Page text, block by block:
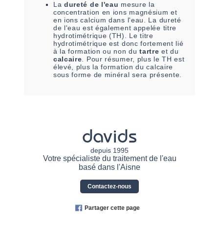
La dureté de l'eau mesure la
concentration en ions magnésium et
en ions calcium dans l'eau. La dureté
de l'eau est également appelée titre
hydrotimétrique (TH). Le titre
hydrotimétrique est donc fortement lié
à la formation ou non dutartre et du
calcaire . Pour résumer, plus le TH est
élevé, plus la formation du calcaire
sous forme de minéral sera présente.
davids
depuis 1995
Votre spécialiste du traitement de l'eau
basé dans l'Aisne
Contactez-nous
Partager cette page